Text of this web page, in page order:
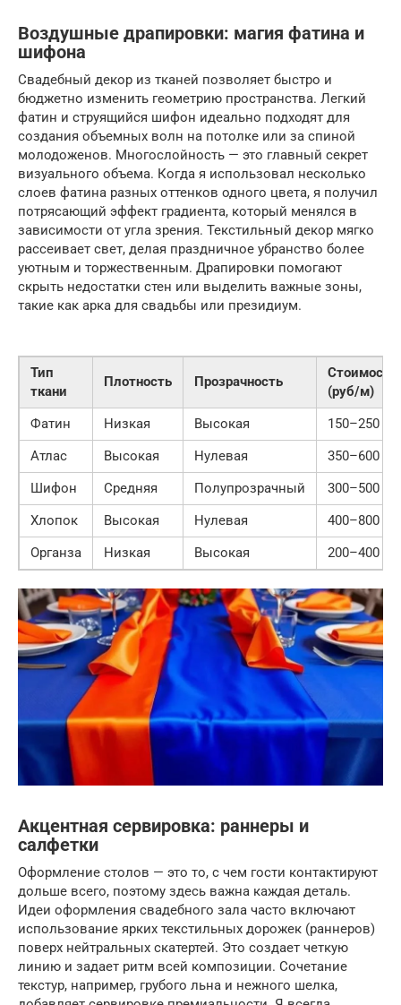
Воздушные драпировки: магия фатина и
шифона
Свадебный декор из тканей позволяет быстро и
бюджетно изменить геометрию пространства. Легкий
фатин и струящийся шифон идеально подходят для
создания объемных волн на потолке или за спиной
молодоженов. Многослойность — это главный секрет
визуального объема. Когда я использовал несколько
слоев фатина разных оттенков одного цвета, я получил
потрясающий эффект градиента, который менялся в
зависимости от угла зрения. Текстильный декор мягко
рассеивает свет, делая праздничное убранство более
уютным и торжественным. Драпировки помогают
скрыть недостатки стен или выделить важные зоны,
такие как арка для свадьбы или президиум.
Тип
ткани
Плотность Прозрачность
Стоимость
(руб/м)
Фатин
Низкая Высокая
150–250
Атлас
Высокая Нулевая
350–600
Шифон
Средняя Полупрозрачный
300–500
Хлопок
Высокая Нулевая
400–800
Органза
Низкая Высокая 200–400
Акцентная сервировка: раннеры и
салфетки
Оформление столов — это то, с чем гости контактируют
дольше всего, поэтому здесь важна каждая деталь.
Идеи оформления свадебного зала часто включают
использование ярких текстильных дорожек (раннеров)
поверх нейтральных скатертей. Это создает четкую
линию и задает ритм всей композиции. Сочетание
текстур, например, грубого льна и нежного шелка,